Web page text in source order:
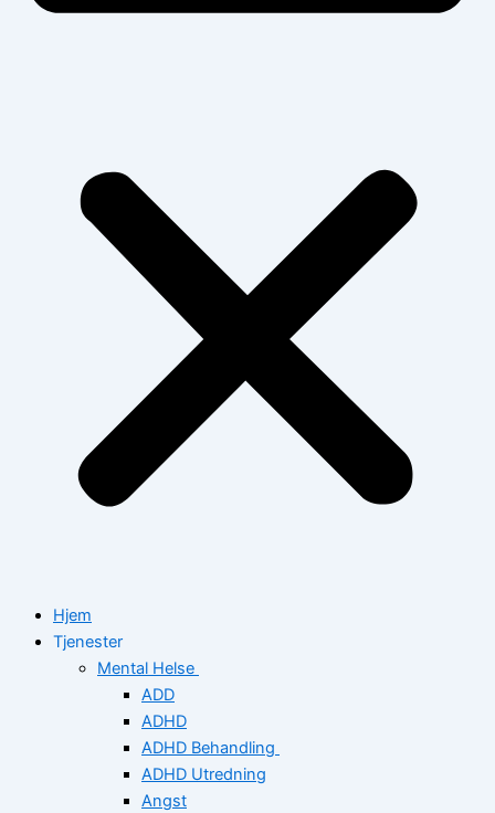
Hjem
Tjenester
Mental Helse
ADD
ADHD
ADHD Behandling
ADHD Utredning
Angst